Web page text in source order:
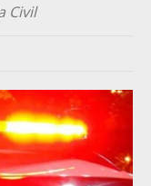
Civil